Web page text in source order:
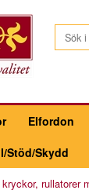
Elfordon
Stöd/Skydd
kryckor, rullatorer